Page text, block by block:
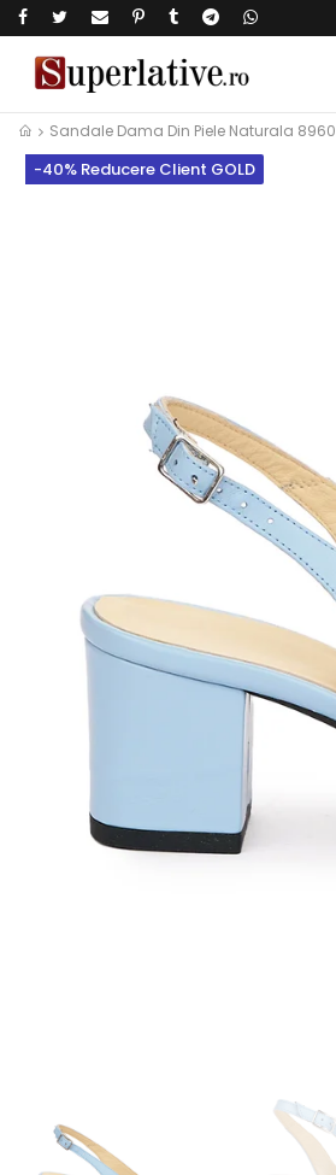
Sandale Dama Din Piele Naturala 8960
-40% Reducere Client GOLD